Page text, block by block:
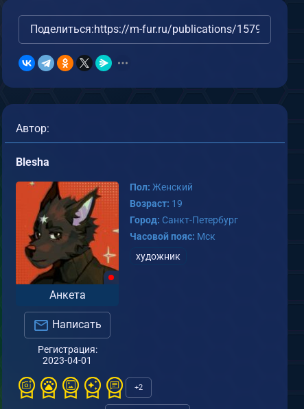
Blesha
Поделиться:https://m-fur.ru/publications/15792/
Автор:
Blesha
Анкета
Написать
Регистрация:
2023-04-01
Пол: Женский
Возраст: 19
Город: Санкт-Петербург
Часовой пояс: Мск
художник
+2